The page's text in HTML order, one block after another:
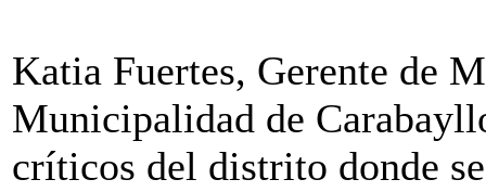
Katia Fuertes, Gerente de
Municipalidad de
críticos del distrito donde